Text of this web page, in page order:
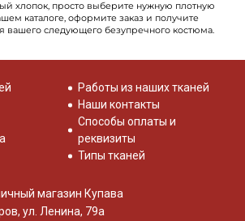
хлопок, просто выберите нужную плотную
каталоге, оформите заказ и получите
вашего следующего безупречного костюма.
Работы из наших тканей
Наши контакты
Способы оплаты и
реквизиты
Типы тканей
магазин Купава
ул. Ленина, 79а